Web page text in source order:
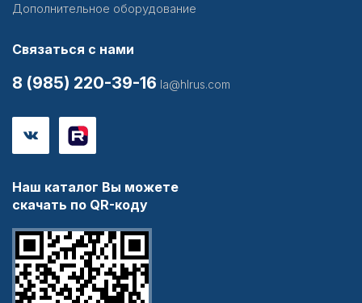
Дополнительное оборудование
Связаться с нами
8 (985) 220-39-16 la@hlrus.com
Наш каталог Вы можете
скачать по QR-коду